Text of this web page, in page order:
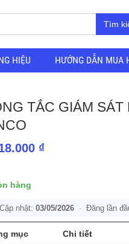
Tìm
HIỆU HƯỚNG DẪN MUA
TẮC GIÁM SÁT
₫
hàng
nhật: 03/05/2026· Đăng lần
mục Chi tiết